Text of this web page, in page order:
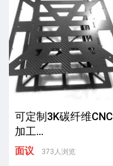
可定制3K碳纤维CNC
加工...
面议 373人浏览